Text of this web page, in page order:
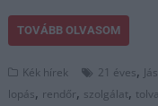
TOVÁBB OLVASOM
Kék hírek 21 éves,
lopás, rendőr, szolgálat,